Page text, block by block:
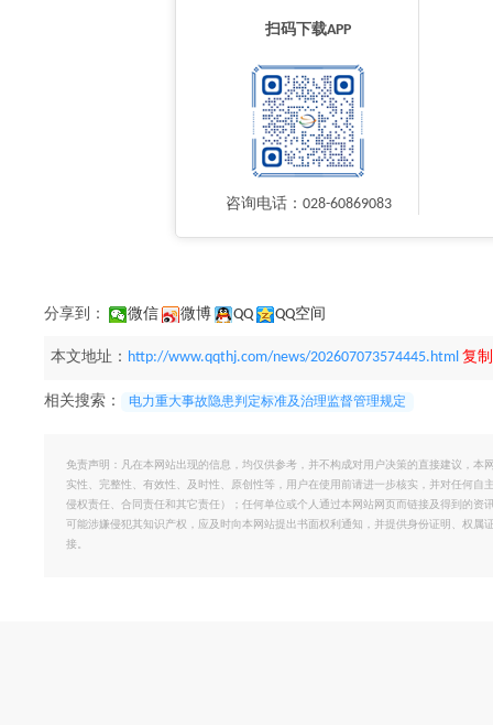
扫码下载APP
咨询电话：028-60869083
分享到： 微信 微博 QQ QQ空间
本文地址： http://www.qqthj.com/news/202607073574445.html 复
相关搜索： 电力重大事故隐患判定标准及治理监督管理规定
免责声明：凡在本网站出现的信息，均仅供参考，并不构成对用户决策的直接建议，
实性、完整性、有效性、及时性、原创性等，用户在使用前请进一步核实，并对任何
侵权责任、合同责任和其它责任）；任何单位或个人通过本网站网页而链接及得到的
可能涉嫌侵犯其知识产权，应及时向本网站提出书面权利通知，并提供身份证明、权
接。